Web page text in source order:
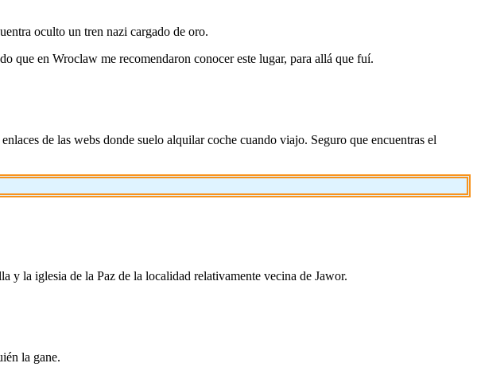
oculto un tren nazi cargado de oro.
que en Wroclaw me recomendaron conocer este lugar, para allá que fuí.
de las webs donde suelo alquilar coche cuando viajo. Seguro que encuentras el
y la iglesia de la Paz de la localidad relativamente vecina de Jawor.
la gane.